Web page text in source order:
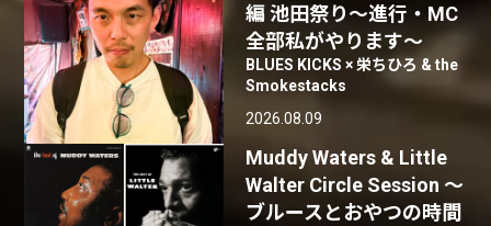
編 池田祭り〜進行・MC
全部私がやります〜
BLUES KICKS × 栄ちひろ & the
Smokestacks
2026.08.09
Muddy Waters & Little
Walter Circle Session ～
ブルースとおやつの時間